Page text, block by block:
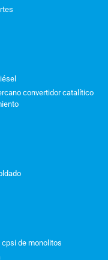
convertidor catalítico
de monolitos